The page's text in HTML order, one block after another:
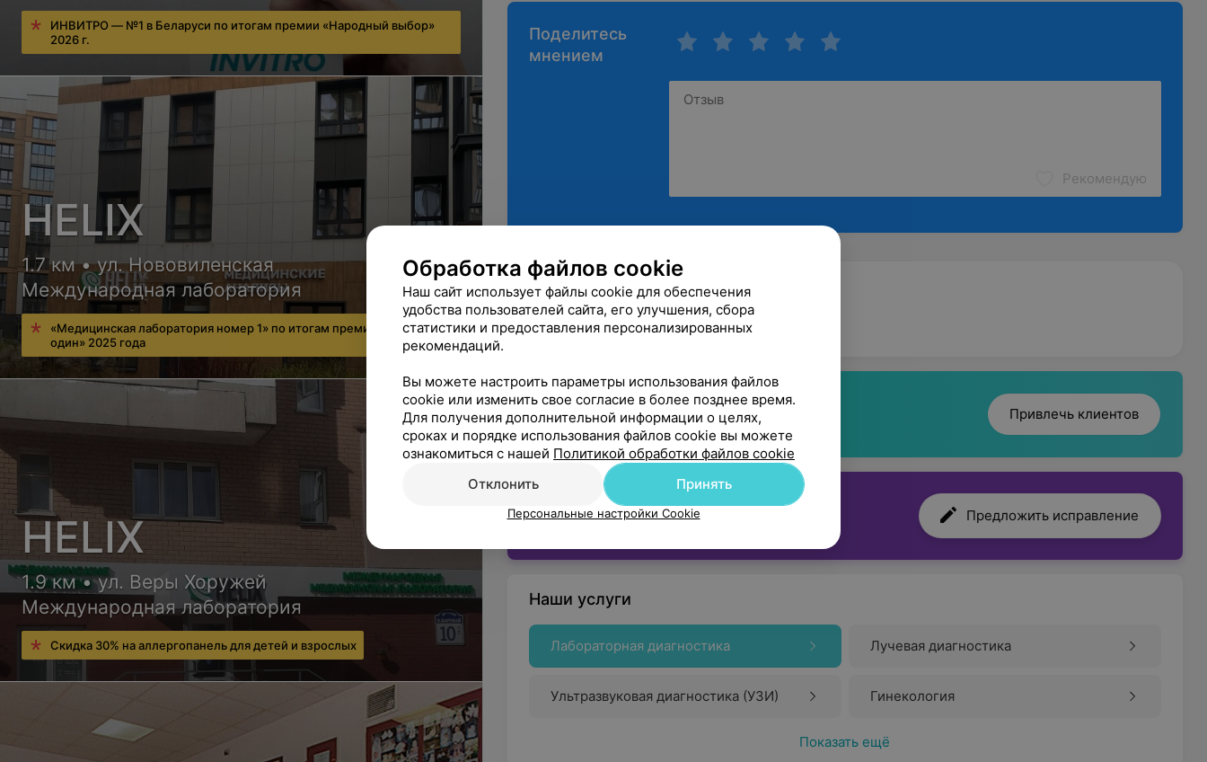
Поделитесь
мнением
Рекомендую
Минск, ул. Щедрина, 83
ДО 18:00 МАРШРУТ
Вы владелец? Привлечь клиентов
Нашли ошибку? Предложить исправление
Наши услуги
Лабораторная диагностика Лучевая диагностика
Ультразвуковая диагностика (УЗИ) Гинекология
Показать ещё
исследований, удобный сервис для
пациентов, бесплатная консультация врача
ИНВИТРО — №1 в Беларуси по итогам премии «Народный выбор»
2026 г.
HELIX
1.7 км • ул. Нововиленская
Международная лаборатория
«Медицинская лаборатория номер 1» по итогам премии «Номер
один» 2025 года
HELIX
1.9 км • ул. Веры Хоружей
Международная лаборатория
Скидка 30% на аллергопанель для детей и взрослых
Обработка файлов cookie
Наш сайт использует файлы cookie для обеспечения
удобства пользователей сайта, его улучшения, сбора
статистики и предоставления персонализированных
рекомендаций.
Вы можете настроить параметры использования файлов
cookie или изменить свое согласие в более позднее время.
Для получения дополнительной информации о целях,
сроках и порядке использования файлов cookie вы можете
ознакомиться с нашей Политикой обработки файлов cookie
Отклонить
Принять
Персональные настройки Cookie